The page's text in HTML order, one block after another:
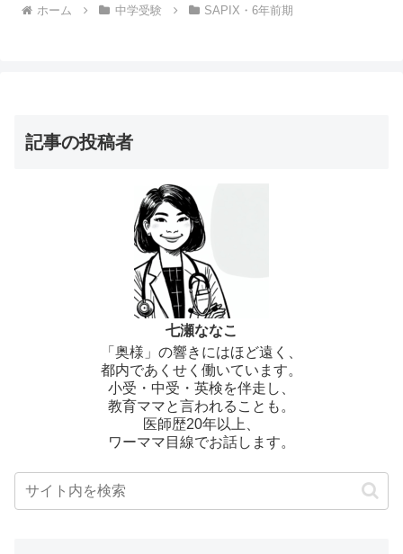
ホーム 中学受験 SAPIX・6年前期
記事の投稿者
七瀬ななこ
「奥様」の響きにはほど遠く、
都内であくせく働いています。
小受・中受・英検を伴走し、
教育ママと言われることも。
医師歴20年以上、
ワーママ目線でお話します。